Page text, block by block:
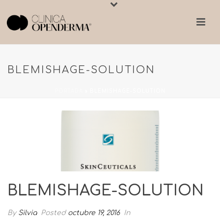
BLEMISHAGE-SOLUTION
BLEMISHAGE-SOLUTION
By Silvia Posted octubre 19, 2016 In